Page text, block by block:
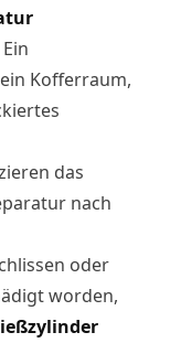
Ein
Kofferraum,
das
nach
oder
worden,